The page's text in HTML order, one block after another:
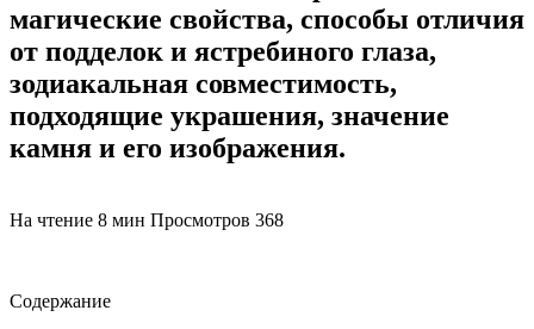
магические свойства, способы отличия
от подделок и ястребиного глаза,
зодиакальная совместимость,
подходящие украшения, значение
камня и его изображения.
На чтение 8 мин Просмотров 368
Содержание